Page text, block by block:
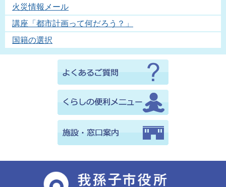
火災情報メール
講座「都市計画って何だろう？」
国籍の選択